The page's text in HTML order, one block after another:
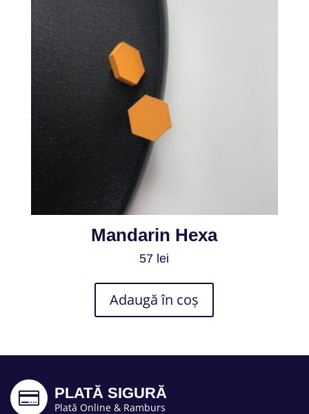
Mandarin Hexa
57 lei
Adaugă în coș
 PLATĂ SIGURĂ
Plată Online & Ramburs